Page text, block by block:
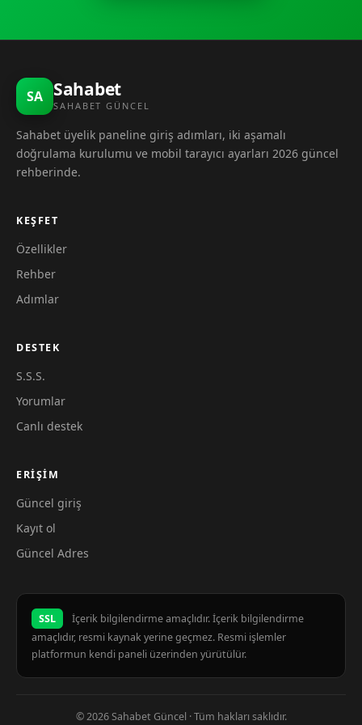
SA Sahabet
SAHABET GÜNCEL
Sahabet üyelik paneline giriş adımları, iki aşamalı
doğrulama kurulumu ve mobil tarayıcı ayarları 2026 güncel
rehberinde.
KEŞFET
Özellikler
Rehber
Adımlar
DESTEK
S.S.S.
Yorumlar
Canlı destek
ERIŞIM
Güncel giriş
Kayıt ol
Güncel Adres
SSL
İçerik bilgilendirme amaçlıdır. İçerik bilgilendirme
amaçlıdır, resmi kaynak yerine geçmez. Resmi işlemler
platformun kendi paneli üzerinden yürütülür.
© 2026 Sahabet Güncel · Tüm hakları saklıdır.